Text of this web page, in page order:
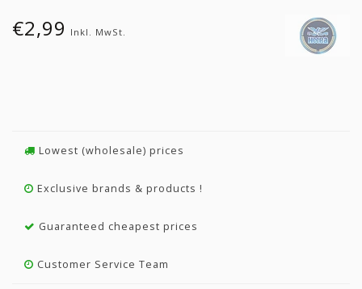
€2,99 Inkl. MwSt.
Lowest (wholesale) prices
Exclusive brands & products !
Guaranteed cheapest prices
Customer Service Team